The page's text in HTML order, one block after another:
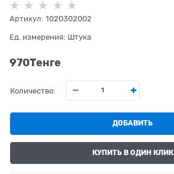
Артикул: 1020302002
Ед. измерения: Штука
970Tенге
Количество:
ДОБАВИТЬ
КУПИТЬ В ОДИН КЛИК